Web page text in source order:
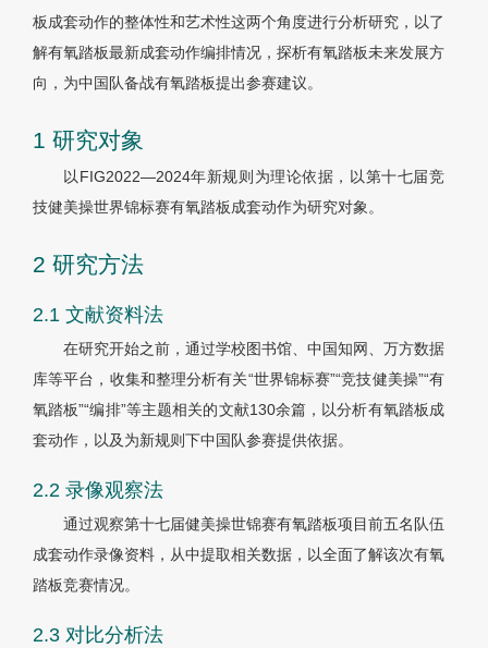
板成套动作的整体性和艺术性这两个角度进行分析研究，以了
解有氧踏板最新成套动作编排情况，探析有氧踏板未来发展方
向，为中国队备战有氧踏板提出参赛建议。
1 研究对象
以FIG2022—2024年新规则为理论依据，以第十七届竞
技健美操世界锦标赛有氧踏板成套动作为研究对象。
2 研究方法
2.1 文献资料法
在研究开始之前，通过学校图书馆、中国知网、万方数据
库等平台，收集和整理分析有关“世界锦标赛”“竞技健美操”“有
氧踏板”“编排”等主题相关的文献130余篇，以分析有氧踏板成
套动作，以及为新规则下中国队参赛提供依据。
2.2 录像观察法
通过观察第十七届健美操世锦赛有氧踏板项目前五名队伍
成套动作录像资料，从中提取相关数据，以全面了解该次有氧
踏板竞赛情况。
2.3 对比分析法